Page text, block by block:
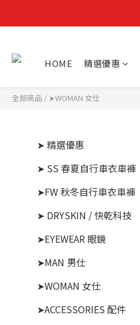
HOME 精選優惠
全部商品 / ➤WOMAN 女仕
➤ 精選優惠
➤ SS 春夏自行車衣車褲
➤FW 秋冬自行車衣車褲
➤ DRYSKIN / 快乾科技
➤EYEWEAR 眼鏡
➤MAN 男仕
➤WOMAN 女仕
➤ACCESSORIES 配件